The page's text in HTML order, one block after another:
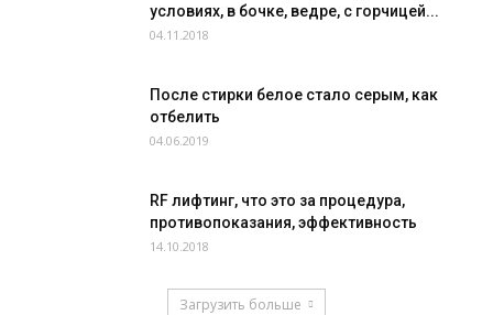
условиях, в бочке, ведре, с горчицей...
04.11.2018
После стирки белое стало серым, как
отбелить
04.06.2019
RF лифтинг, что это за процедура,
противопоказания, эффективность
14.10.2018
Загрузить больше